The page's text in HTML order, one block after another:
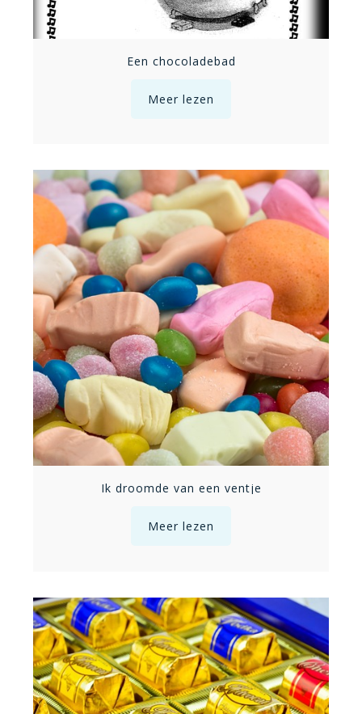
Een chocoladebad
Meer lezen
Ik droomde van een ventje
Meer lezen